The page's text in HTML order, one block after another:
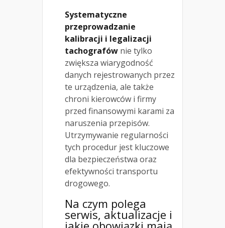
Systematyczne
przeprowadzanie
kalibracji i legalizacji
tachografów nie tylko
zwiększa wiarygodność
danych rejestrowanych przez
te urządzenia, ale także
chroni kierowców i firmy
przed finansowymi karami za
naruszenia przepisów.
Utrzymywanie regularności
tych procedur jest kluczowe
dla bezpieczeństwa oraz
efektywności transportu
drogowego.
Na czym polega
serwis, aktualizacje i